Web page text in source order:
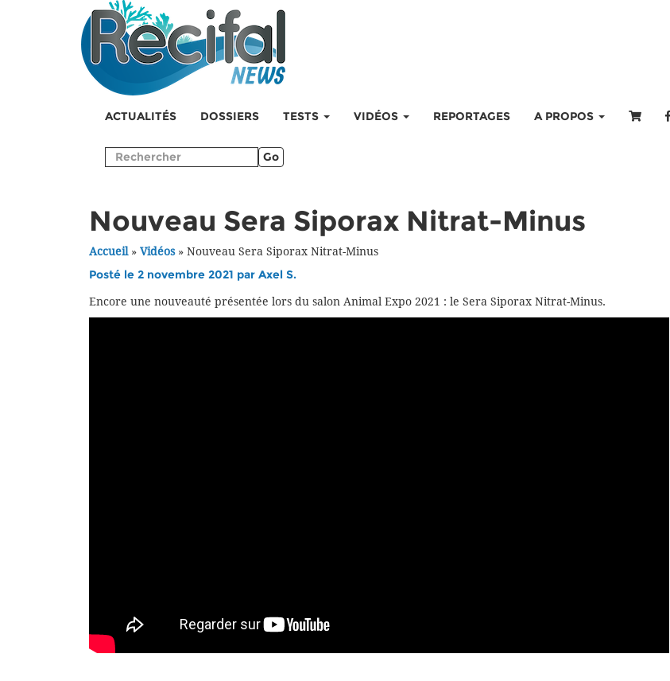
ACTUALITÉS DOSSIERS TESTS VIDÉOS REPORTAGES A PROPOS
Go
Nouveau Sera Siporax Nitrat-Minus
Accueil» Vidéos» Nouveau Sera Siporax Nitrat-Minus
Posté le 2 novembre 2021 par Axel S.
Encore une nouveauté présentée lors du salon Animal Expo 2021 : le Sera Siporax Nitrat-Minus.